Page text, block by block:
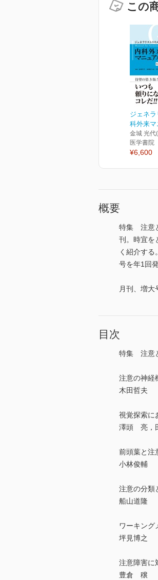
この
ジェネ
科外来マ
金城 光代
医学書院
¥6,600
概要
特集 注意
刊。時宜を
く紹介す
号を年1回
月刊、増大
目次
特集 注意
注意の神経
木田哲夫
視覚探索に
澤頭 亮，
前頭葉と注
小林俊輔
注意の分類
船山道隆
ワーキン
坪見博之
注意障害に
豊倉 穣